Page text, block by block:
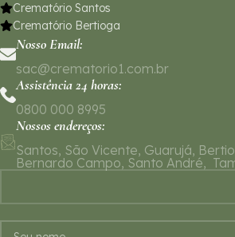
Crematório Santos
Crematório Bertioga
Nosso Email:
sac@crematorio1.com.br
Assistência 24 horas:
0800 000 8995
Nossos endereços:
Santos, São Vicente, Guarujá,
Bernardo Campo, Santo André,